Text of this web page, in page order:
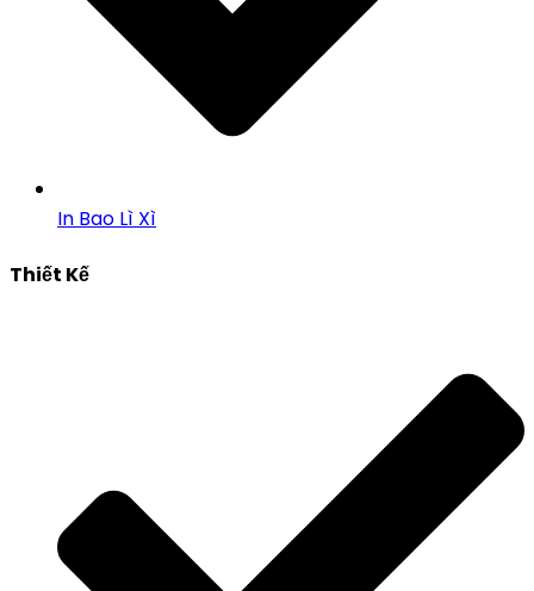
In Bao Lì Xì
Thiết Kế